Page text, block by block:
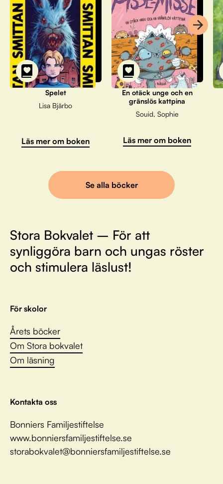
Spelet
Lisa Bjärbo
Läs mer om boken
En otäck unge och en
gränslös kattpina
Souid, Sophie
Läs mer om boken
Se alla böcker
Stora Bokvalet – För att
synliggöra barn och ungas röster
och stimulera läslust!
För skolor
Årets böcker
Om Stora bokvalet
Om läsning
Kontakta oss
Bonniers Familjestiftelse
www.bonniersfamiljestiftelse.se
storabokvalet@bonniersfamiljestiftelse.se